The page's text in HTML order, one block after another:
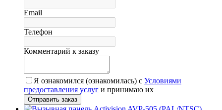
Email
Телефон
Комментарий к заказу
Я ознакомился (ознакомилась) с Условиями
предоставления услуг и принимаю их